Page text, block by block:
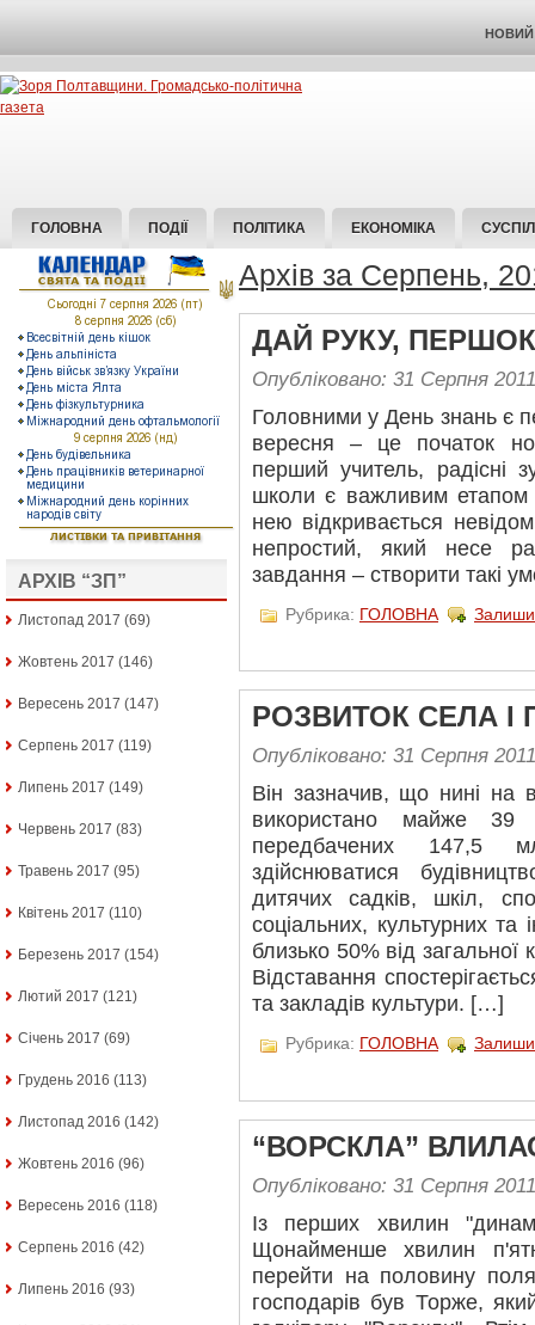
НОВИЙ
ГОЛОВНА ПОДІЇ ПОЛІТИКА ЕКОНОМІКА
АРХІВ “ЗП”
Листопад 2017 (69)
Жовтень 2017 (146)
Вересень 2017 (147)
Серпень 2017 (119)
Липень 2017 (149)
Червень 2017 (83)
Травень 2017 (95)
Квітень 2017 (110)
Березень 2017 (154)
Лютий 2017 (121)
Січень 2017 (69)
Грудень 2016 (113)
Листопад 2016 (142)
Жовтень 2016 (96)
Вересень 2016 (118)
Серпень 2016 (42)
Липень 2016 (93)
Архів за Серпень,
ДАЙ РУКУ,
Опубліковано: 31 Серпня 2011
Головними у День знань є
вересня – це початок
перший учитель, радісні
школи є важливим етапом
нею відкривається
непростий, який несе
завдання – створити такі
Рубрика: ГОЛОВНА
РОЗВИТОК СЕЛА І
Опубліковано: 31 Серпня 2011
Він зазначив, що нині на
використано майже
передбачених 147,5
здійснюватися
дитячих садків, шкіл,
соціальних, культурних та
близько 50% від загальної
Відставання
та закладів культури. […]
Рубрика: ГОЛОВНА
“ВОРСКЛА”
Опубліковано: 31 Серпня 2011
Із перших хвилин
Щонайменше хвилин
перейти на половину
господарів був Торже,